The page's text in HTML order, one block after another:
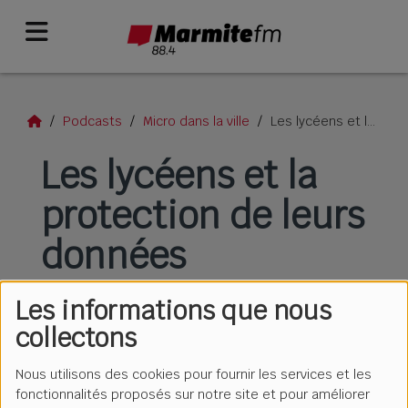
Les informations que nous
collectons
Nous utilisons des cookies pour fournir les services et les
fonctionnalités proposés sur notre site et pour améliorer
Podcasts Micro dans la ville Les lycéens et la protection de leurs données
Les lycéens et la
protection de leurs
données